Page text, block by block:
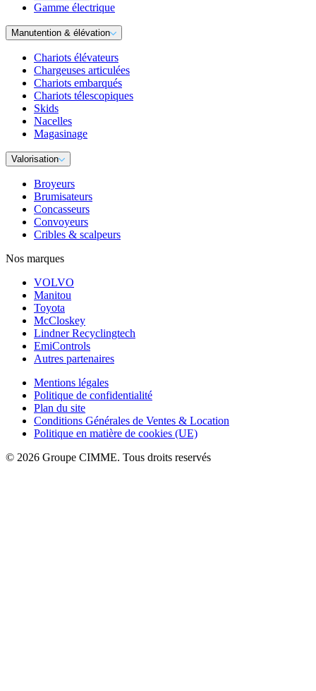
Gamme électrique
Manutention & élévation
Chariots élévateurs
Chargeuses articulées
Chariots embarqués
Chariots télescopiques
Skids
Nacelles
Magasinage
Valorisation
Broyeurs
Brumisateurs
Concasseurs
Convoyeurs
Cribles & scalpeurs
Nos marques
VOLVO
Manitou
Toyota
McCloskey
Lindner Recyclingtech
EmiControls
Autres partenaires
Mentions légales
Politique de confidentialité
Plan du site
Conditions Générales de Ventes & Location
Politique en matière de cookies (UE)
© 2026 Groupe CIMME. Tous droits reservés